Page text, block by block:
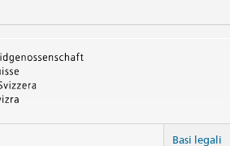
Basi legali